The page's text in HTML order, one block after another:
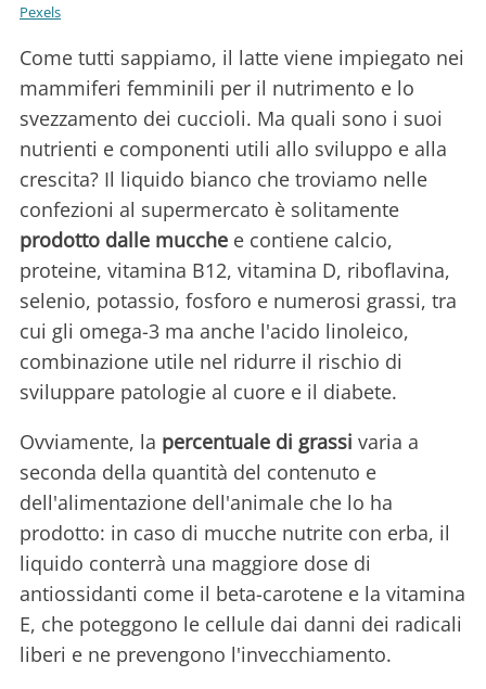
Pexels
Come tutti sappiamo, il latte viene impiegato nei
mammiferi femminili per il nutrimento e lo
svezzamento dei cuccioli. Ma quali sono i suoi
nutrienti e componenti utili allo sviluppo e alla
crescita? Il liquido bianco che troviamo nelle
confezioni al supermercato è solitamente
prodotto dalle mucche e contiene calcio,
proteine, vitamina B12, vitamina D, riboflavina,
selenio, potassio, fosforo e numerosi grassi, tra
cui gli omega-3 ma anche l'acido linoleico,
combinazione utile nel ridurre il rischio di
sviluppare patologie al cuore e il diabete.
Ovviamente, la percentuale di grassi varia a
seconda della quantità del contenuto e
dell'alimentazione dell'animale che lo ha
prodotto: in caso di mucche nutrite con erba, il
liquido conterrà una maggiore dose di
antiossidanti come il beta-carotene e la vitamina
E, che poteggono le cellule dai danni dei radicali
liberi e ne prevengono l'invecchiamento.